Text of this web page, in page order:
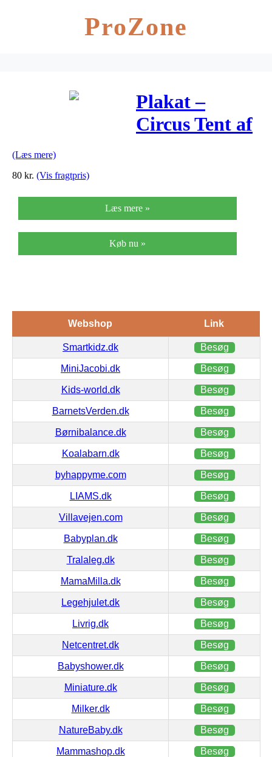
ProZone
Plakat –
Circus Tent af
(Læs mere)
80 kr. (Vis fragtpris)
Læs mere »
Køb nu »
Webshop Link
Smartkidz.dk Besøg
MiniJacobi.dk Besøg
Kids-world.dk Besøg
BarnetsVerden.dk Besøg
Børnibalance.dk Besøg
Koalabarn.dk Besøg
byhappyme.com Besøg
LIAMS.dk Besøg
Villavejen.com Besøg
Babyplan.dk Besøg
Tralaleg.dk Besøg
MamaMilla.dk Besøg
Legehjulet.dk Besøg
Livrig.dk Besøg
Netcentret.dk Besøg
Babyshower.dk Besøg
Miniature.dk Besøg
Milker.dk Besøg
NatureBaby.dk Besøg
Mammashop.dk Besøg